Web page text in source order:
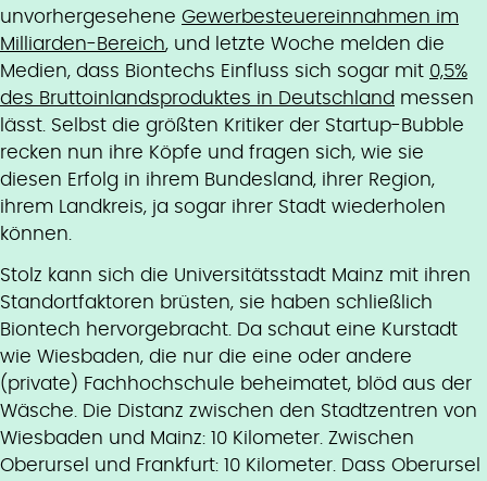
unvorhergesehene Gewerbesteuereinnahmen im
Milliarden-Bereich, und letzte Woche melden die
Medien, dass Biontechs Einfluss sich sogar mit 0,5%
des Bruttoinlandsproduktes in Deutschland messen
lässt. Selbst die größten Kritiker der Startup-Bubble
recken nun ihre Köpfe und fragen sich, wie sie
diesen Erfolg in ihrem Bundesland, ihrer Region,
ihrem Landkreis, ja sogar ihrer Stadt wiederholen
können.
Stolz kann sich die Universitätsstadt Mainz mit ihren
Standortfaktoren brüsten, sie haben schließlich
Biontech hervorgebracht. Da schaut eine Kurstadt
wie Wiesbaden, die nur die eine oder andere
(private) Fachhochschule beheimatet, blöd aus der
Wäsche. Die Distanz zwischen den Stadtzentren von
Wiesbaden und Mainz: 10 Kilometer. Zwischen
Oberursel und Frankfurt: 10 Kilometer. Dass Oberursel